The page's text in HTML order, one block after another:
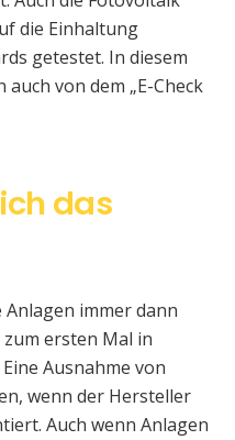
die Einhaltung
getestet. In diesem
von dem „E-Check
das
immer dann
ersten Mal in
Ausnahme von
wenn der Hersteller
Auch wenn Anlagen